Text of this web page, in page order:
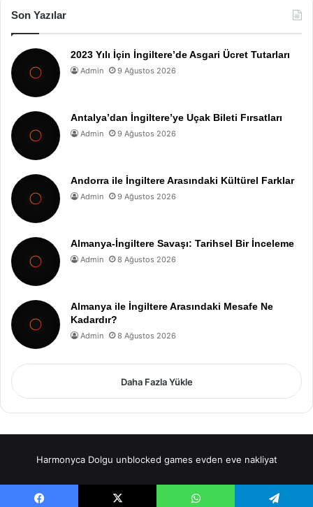
Son Yazılar
2023 Yılı İçin İngiltere’de Asgari Ücret Tutarları
Admin 9 Ağustos 2026
Antalya’dan İngiltere’ye Uçak Bileti Fırsatları
Admin 9 Ağustos 2026
Andorra ile İngiltere Arasındaki Kültürel Farklar
Admin 9 Ağustos 2026
Almanya-İngiltere Savaşı: Tarihsel Bir İnceleme
Admin 8 Ağustos 2026
Almanya ile İngiltere Arasındaki Mesafe Ne
Kadardır?
Admin 8 Ağustos 2026
Daha Fazla Yükle
Harmonyca Dolgu unblocked games evden eve nakliyat